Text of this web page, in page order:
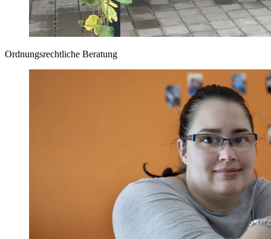
Ordnungsrechtliche Beratung